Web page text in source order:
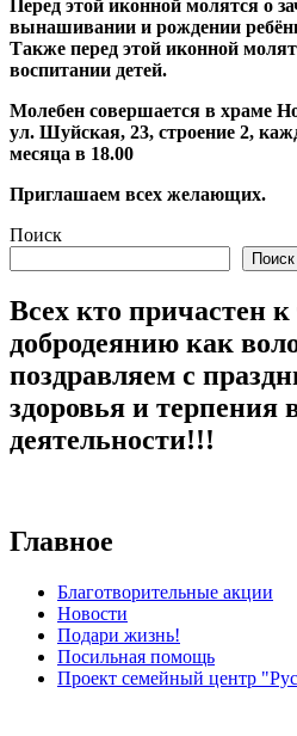
Перед этой иконной молятся о
вынашивании и рождении
Также перед этой иконной
воспитании детей.
Молебен совершается в храме
ул. Шуйская, 23, строение 2,
месяца в 18.00
Приглашаем всех желающих.
Поиск
Поиск
Всех кто причастен
добродеянию как
поздравляем с
здоровья и терпения
деятельности!!!
Главное
Благотворительные акции
Новости
Подари жизнь!
Посильная помощь
Проект семейный центр